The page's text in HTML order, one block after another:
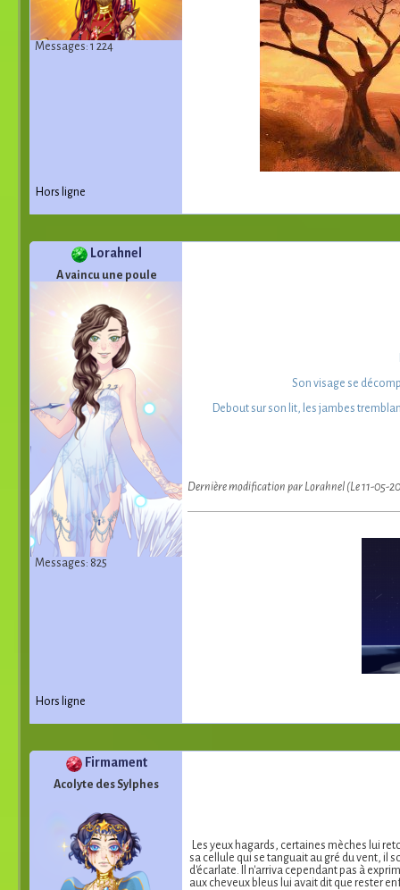
Messages: 1 224
Hors ligne
Lorahnel
A vaincu une poule
Messages: 825
Son visage se
Debout sur son lit, les jambes
Dernière modification par Lorahnel (Le 11-05-
Hors ligne
Firmament
Acolyte des Sylphes
Les yeux hagards, certaines mèches lui
sa cellule qui se tanguait au gré du vent, il
d'écarlate. Il n'arriva cependant pas à
aux cheveux bleus lui avait dit que rester